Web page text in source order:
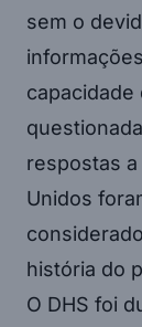
sem o
respostas
Unidos
história do
O DHS foi